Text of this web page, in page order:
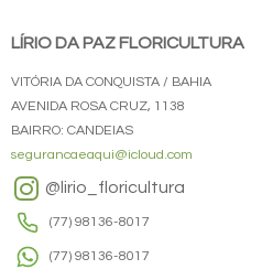
LÍRIO DA PAZ FLORICULTURA
VITÓRIA DA CONQUISTA / BAHIA
AVENIDA ROSA CRUZ, 1138
BAIRRO: CANDEIAS
segurancaeaqui@icloud.com
@lirio_floricultura
(77) 98136-8017
(77) 98136-8017